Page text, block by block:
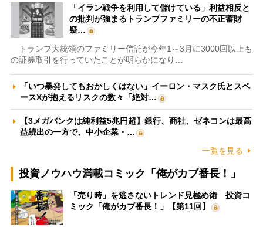
「イラン戦争を利用して儲けている」利益相反と
の批判が強まるトランプファミリーの不正蓄財
疑…
トランプ大統領のファミリー信託が今年1～3月に3000回以上も
の証券取引を行っていたことが明らかになり…
「いつ暴発してもおかしくはない」イーロン・マスク氏とスペ
ースXが抱えるリスクの数々「絶対…
【3メガバンクは純利益5兆円超】銀行、商社、ゼネコンは最高
益続出の一方で、中小企業・…
一覧を見る
投資ノウハウ満載コミック「俺がカブ番長！」
「売り時」を逃さないトレンド見極め術 投資コ
ミック「俺がカブ番長！」【第11回】